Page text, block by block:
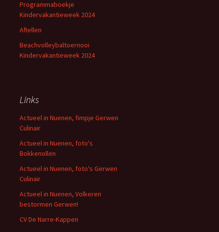
Programmaboekje
Kindervakantieweek 2024
Aftellen
Beachvolleybaltoernooi
Kindervakantieweek 2024
Links
Actueel in Nuenen, fimpje Gerwen
Culinair
Actueel in Nuenen, foto's
Bokkenollen
Actueel in Nuenen, foto's Gerwen
Culinair
Actueel in Nuenen, Volkeren
bestormen Gerwen!
CV De Narre-Kappen